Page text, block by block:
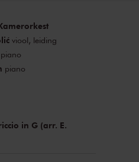
viool, leiding
piano
piano
in G (arr. E.